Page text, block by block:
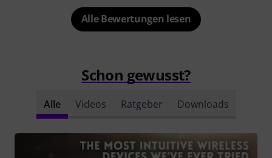
Alle Bewertungen lesen
Schon gewusst?
Alle Videos Ratgeber Downloads